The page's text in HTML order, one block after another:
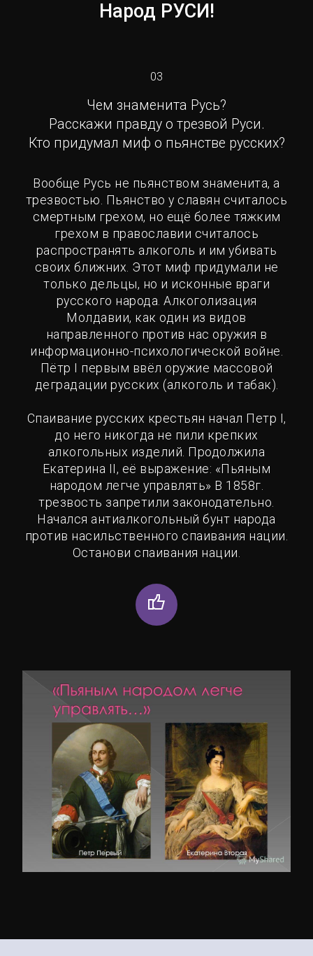
Народ РУСИ!
03
Чем знаменита Русь?
Расскажи правду о трезвой Руси.
Кто придумал миф о пьянстве русских?
Вообще Русь не пьянством знаменита, а
трезвостью. Пьянство у славян считалось
смертным грехом, но ещё более тяжким
грехом в православии считалось
распространять алкоголь и им убивать
своих ближних. Этот миф придумали не
только дельцы, но и исконные враги
русского народа. Алкоголизация
Молдавии, как один из видов
направленного против нас оружия в
информационно-психологической войне.
Пётр I первым ввёл оружие массовой
деградации русских (алкоголь и табак).
Спаивание русских крестьян начал Петр I,
до него никогда не пили крепких
алкогольных изделий. Продолжила
Екатерина II, её выражение: «Пьяным
народом легче управлять» В 1858г.
трезвость запретили законодательно.
Начался антиалкогольный бунт народа
против насильственного спаивания нации.
Останови спаивания нации.